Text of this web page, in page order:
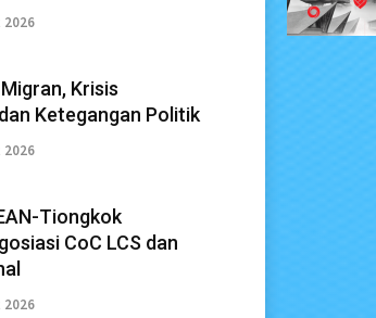
2026
Krisis
Ketegangan Politik
2026
Tiongkok
CoC LCS dan
2026